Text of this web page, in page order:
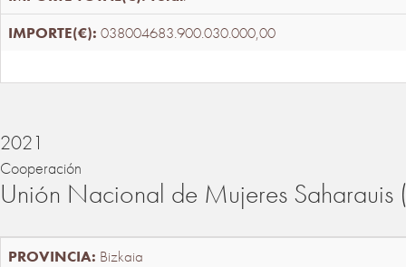
038004683.900.030.000,00
2021
Cooperación
Unión Nacional de Mujeres
Bizkaia